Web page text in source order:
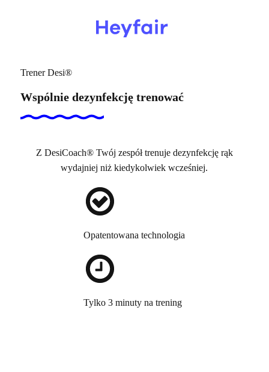
Trener Desi®
Wspólnie dezynfekcję trenować
Wypróbuj!
Z DesiCoach® Twój zespół trenuje dezynfekcję rąk
wydajniej niż kiedykolwiek wcześniej.
Opatentowana technologia
Tylko 3 minuty na trening